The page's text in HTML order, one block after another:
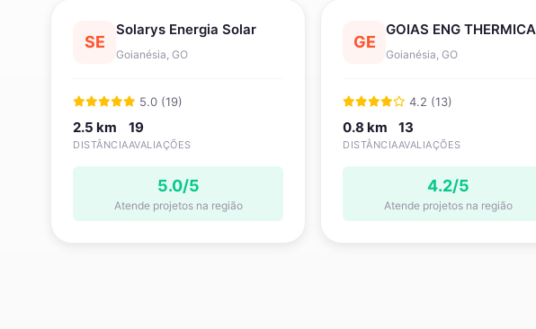
SE
Solarys Energia Solar
Goianésia, GO
5.0 (19)
2.5 km
DISTÂNCIA
19
AVALIAÇÕES
5.0/5
Atende projetos na região
GE
GOIAS ENG THERMICA
Goianésia, GO
4.2 (13)
0.8 km
DISTÂNCIA
13
AVALIAÇÕES
4.2/5
Atende projetos na região